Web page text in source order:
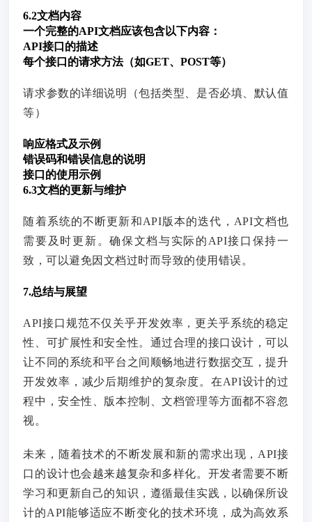
6.2文档内容
一个完整的API文档应该包含以下内容：
API接口的描述
每个接口的请求方法（如GET、POST等）
请求参数的详细说明（包括类型、是否必填、默认值
等）
响应格式及示例
错误码和错误信息的说明
接口的使用示例
6.3文档的更新与维护
随着系统的不断更新和API版本的迭代，API文档也
需要及时更新。确保文档与实际的API接口保持一
致，可以避免因文档过时而导致的使用错误。
7.总结与展望
API接口规范不仅关乎开发效率，更关乎系统的稳定
性、可扩展性和安全性。通过合理的接口设计，可以
让不同的系统和平台之间顺畅地进行数据交互，提升
开发效率，减少后期维护的复杂度。在API设计的过
程中，安全性、版本控制、文档管理等方面都不容忽
视。
未来，随着技术的不断发展和新的需求出现，API接
口的设计也会越来越复杂和多样化。开发者需要不断
学习和更新自己的知识，遵循最佳实践，以确保所设
计的API能够适应不断变化的技术环境，成为高效系